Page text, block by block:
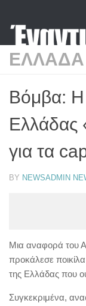
ΕΛΛΑΔΑ
Βόμβα: Η
Ελλάδας
για τα
BY NEWSADMIN
Μια αναφορά του
προκάλεσε
της Ελλάδας που
Συγκεκριμένα,